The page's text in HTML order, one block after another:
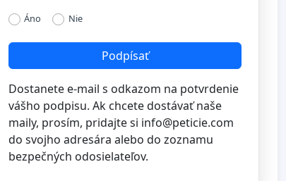
Áno Nie
Podpísať
Dostanete e-mail s odkazom na potvrdenie
vášho podpisu. Ak chcete dostávať naše
maily, prosím, pridajte si info@peticie.com
do svojho adresára alebo do zoznamu
bezpečných odosielateľov.